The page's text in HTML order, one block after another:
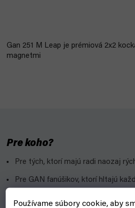
Používame súbory cookie, aby
Gan 251 M Leap je prémiová 2x2
magnetmi
Pre koho?
Pre tých, ktorí majú radi naozaj
Pre GAN fanúšikov, ktorí hltajú
Prečo?